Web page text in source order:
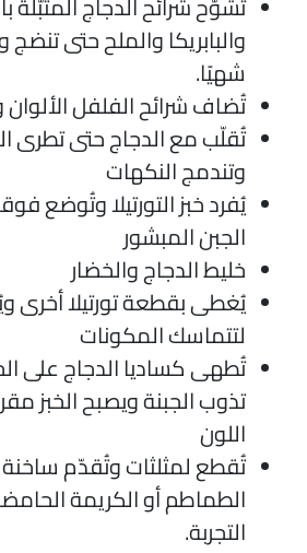
والبابريكا والملح حتى تنضج
شهيًا.
تُضاف شرائح الفلفل الألوان
تُقلّب مع الدجاج حتى تطرى
وتندمج النكهات
يُفرد خبز التورتيلا وتُوضع
الجبن المبشور
خليط الدجاج والخضار
يُغطى بقطعة تورتيلا أخرى
لتتماسك المكونات
تُطهى كساديا الدجاج على
تذوب الجبنة ويصبح الخبز
اللون
تُقطع لمثلثات وتُقدّم ساخنة
الطماطم أو الكريمة
التجربة.